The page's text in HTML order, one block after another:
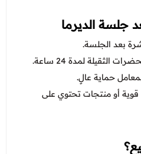
جلسة الديرما
بعد الجلسة.
الثقيلة لمدة 24 ساعة.
حماية عالٍ.
أو منتجات تحتوي على